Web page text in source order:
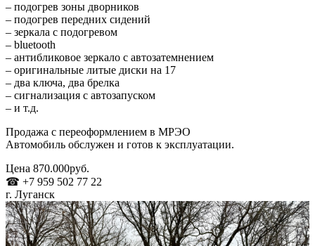
– подогрев зоны дворников
– подогрев передних сидений
– зеркала с подогревом
– bluetooth
– антибликовое зеркало с автозатемнением
– оригинальные литые диски на 17
– два ключа, два брелка
– сигнализация с автозапуском
– и т.д.
Продажа с переоформлением в МРЭО
Автомобиль обслужен и готов к эксплуатации.
Цена 870.000руб.
☎ +7 959 502 77 22
г. Луганск